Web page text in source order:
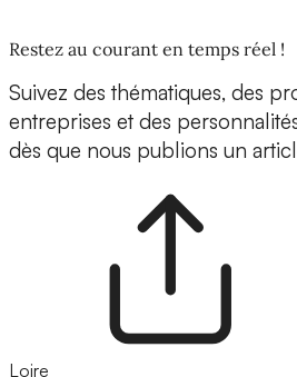
Restez au courant en temps réel !
Suivez des thématiques, des
entreprises et des
dès que nous publions un
Loire